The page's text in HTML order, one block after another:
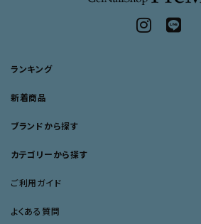
ランキング
新着商品
ブランドから探す
カテゴリーから探す
ご利用ガイド
よくある質問